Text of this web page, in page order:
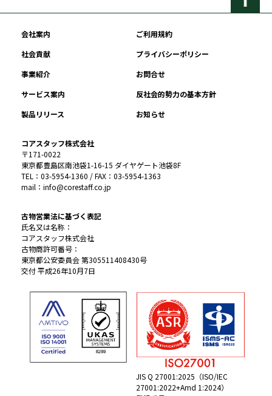
会社案内
ご利用規約
社会貢献
プライバシーポリシー
事業紹介
お問合せ
サービス案内
反社会的勢力の基本方針
製品リリース
お知らせ
コアスタッフ株式会社
〒171-0022
東京都豊島区南池袋1-16-15 ダイヤゲート池袋8F
TEL：03-5954-1360 / FAX：03-5954-1363
mail：info@corestaff.co.jp
古物営業法に基づく表記
氏名又は名称：
コアスタッフ株式会社
古物商許可番号：
東京都公安委員会 第305511408430号
交付 平成26年10月7日
JIS Q 27001:2025（ISO/IEC
27001:2022+Amd 1:2024）